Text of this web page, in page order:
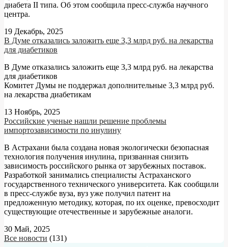
диабета II типа. Об этом сообщила пресс-служба научного
центра.
19 Декабрь, 2025
В Думе отказались заложить еще 3,3 млрд руб. на лекарства
для диабетиков
В Думе отказались заложить еще 3,3 млрд руб. на лекарства
для диабетиков
Комитет Думы не поддержал дополнительные 3,3 млрд руб.
на лекарства диабетикам
13 Ноябрь, 2025
Российские ученые нашли решение проблемы
импортозависимости по инулину
В Астрахани была создана новая экологически безопасная
технология получения инулина, призванная снизить
зависимость российского рынка от зарубежных поставок.
Разработкой занимались специалисты Астраханского
государственного технического университета. Как сообщили
в пресс-службе вуза, вуз уже получил патент на
предложенную методику, которая, по их оценке, превосходит
существующие отечественные и зарубежные аналоги.
30 Май, 2025
Все новости (131)